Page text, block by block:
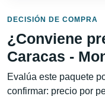
DECISIÓN DE COMPRA
¿Conviene
Caracas -
Evalúa este paquete
confirmar: precio por